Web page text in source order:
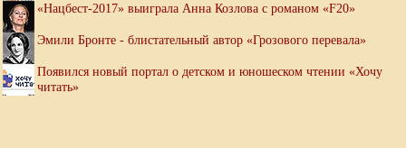
«Нацбест-2017» выиграла Анна Козлова с романом «F20»
Эмили Бронте - блистательный автор «Грозового перевала»
Появился новый портал о детском и юношеском чтении «Хочу
читать»